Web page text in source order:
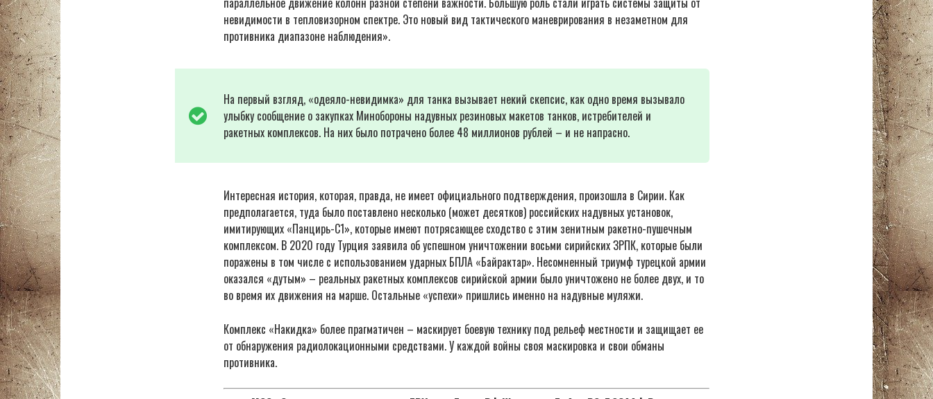
невидимости в тепловизорном спектре. Это новый вид тактического маневрирования в незаметном для
противника диапазоне наблюдения».
На первый взгляд, «одеяло-невидимка» для танка вызывает некий скепсис, как одно время вызывало
улыбку сообщение о закупках Минобороны надувных резиновых макетов танков, истребителей и
ракетных комплексов. На них было потрачено более 48 миллионов рублей – и не напрасно.
Интересная история, которая, правда, не имеет официального подтверждения, произошла в Сирии. Как
предполагается, туда было поставлено несколько (может десятков) российских надувных установок,
имитирующих «Панцирь-С1», которые имеют потрясающее сходство с этим зенитным ракетно-пушечным
комплексом. В 2020 году Турция заявила об успешном уничтожении восьми сирийских ЗРПК, которые были
поражены в том числе с использованием ударных БПЛА «Байрактар». Несомненный триумф турецкой армии
оказался «дутым» – реальных ракетных комплексов сирийской армии было уничтожено не более двух, и то
во время их движения на марше. Остальные «успехи» пришлись именно на надувные муляжи.
Комплекс «Накидка» более прагматичен – маскирует боевую технику под рельеф местности и защищает ее
от обнаружения радиолокационными средствами. У каждой войны своя маскировка и свои обманы
противника.